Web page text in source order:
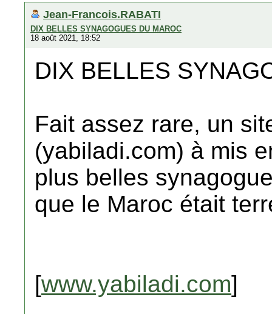
Jean-Francois.RABATI
DIX BELLES SYNAGOGUES DU MAROC
18 août 2021, 18:52
DIX BELLES
Fait assez rare, un
(yabiladi.com) à mis
plus belles
que le Maroc était
[www.yabiladi.com]